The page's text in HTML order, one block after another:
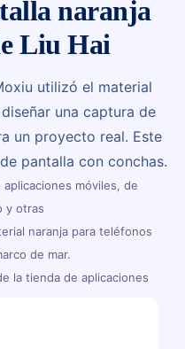
naranja
Liu Hai
utilizó el material
una captura de
un proyecto real. Este
pantalla con conchas.
móviles, de
y otras
naranja para teléfonos
de mar.
la tienda de aplicaciones